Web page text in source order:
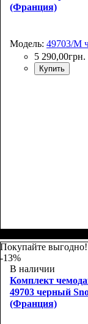
(Франция)
Модель: 49703/M
5 290,00грн.
Купить
65х46х25+5
Покупайте выгодно!
-13%
В наличии
Комплект
49703 черный
(Франция)